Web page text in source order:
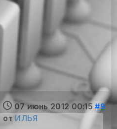
07 июнь 2012 00:15 #9
от ИЛЬЯ